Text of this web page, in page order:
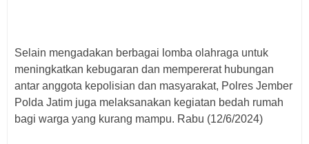
Selain mengadakan berbagai lomba olahraga untuk
meningkatkan kebugaran dan mempererat hubungan
antar anggota kepolisian dan masyarakat, Polres Jember
Polda Jatim juga melaksanakan kegiatan bedah rumah
bagi warga yang kurang mampu. Rabu (12/6/2024)